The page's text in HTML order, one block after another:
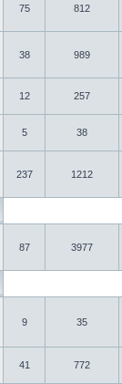
75 812
38 989
12 257
5 38
237 1212
87 3977
9 35
41 772